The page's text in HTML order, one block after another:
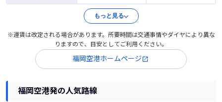
もっと見る
※運賃は改定される場合があります。所要時間は交通事情やダイヤにより異な
りますので、目安としてご利用ください。
福岡空港ホームページ
福岡空港発の人気路線